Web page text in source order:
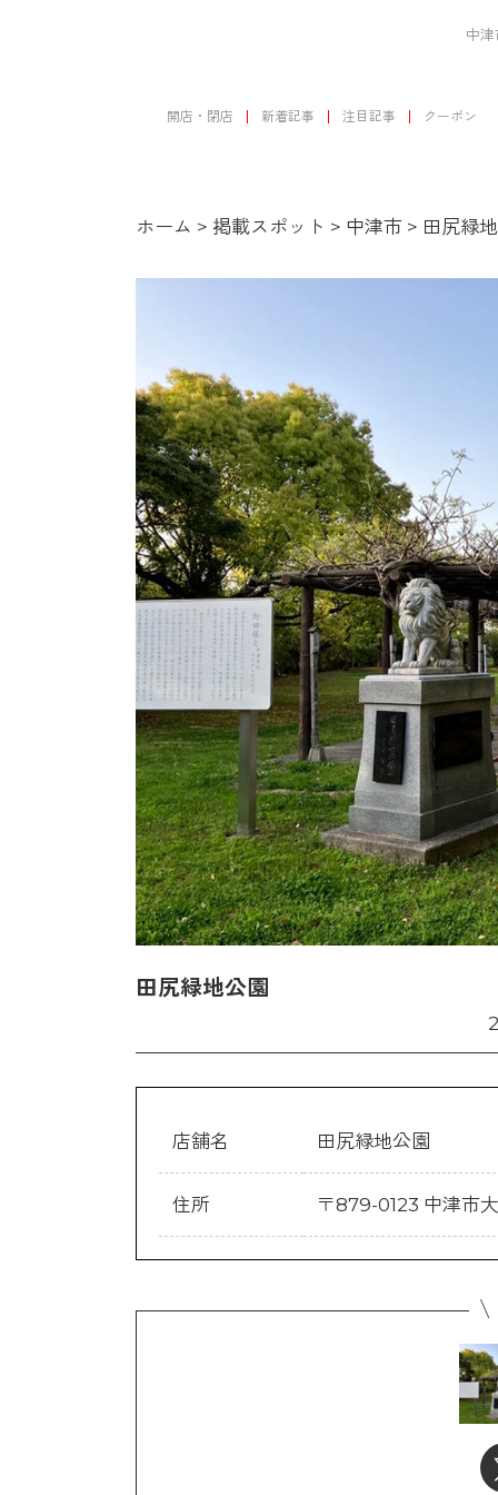
中
開店・閉店 新着記事 注目記事 クーポン
ホーム > 掲載スポット > 中津市 > 田尻緑
田尻緑地公園
店舗名 田尻緑地公園
住所 〒879-0123 中津市